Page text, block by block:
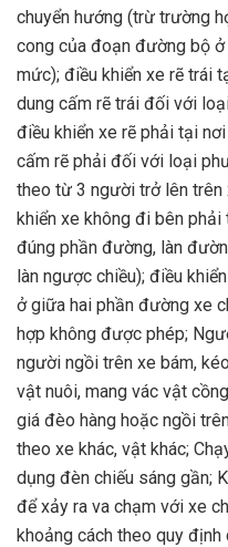
chuyển hướng (trừ trường
cong của đoạn đường bộ
mức); điều khiển xe rẽ trái
dung cấm rẽ trái đối với
điều khiển xe rẽ phải tại
cấm rẽ phải đối với loại
theo từ 3 người trở lên trên
khiển xe không đi bên
đúng phần đường, làn
làn ngược chiều); điều
ở giữa hai phần đường xe
hợp không được phép;
người ngồi trên xe bám,
vật nuôi, mang vác vật
giá đèo hàng hoặc ngồi
theo xe khác, vật khác;
dụng đèn chiếu sáng gần;
để xảy ra va chạm với xe
khoảng cách theo quy định